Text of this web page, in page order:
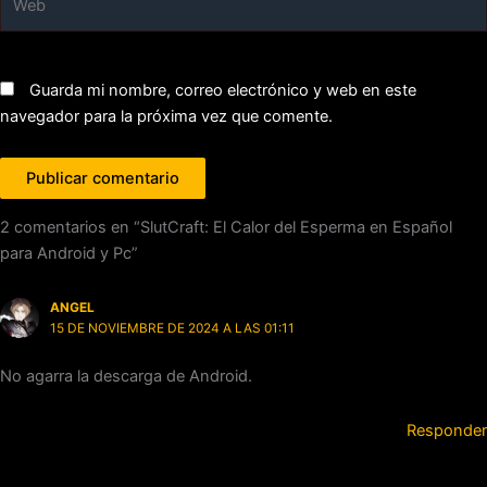
Guarda mi nombre, correo electrónico y web en este
navegador para la próxima vez que comente.
2 comentarios en “SlutCraft: El Calor del Esperma en Español
para Android y Pc”
ANGEL
15 DE NOVIEMBRE DE 2024 A LAS 01:11
No agarra la descarga de Android.
Responder